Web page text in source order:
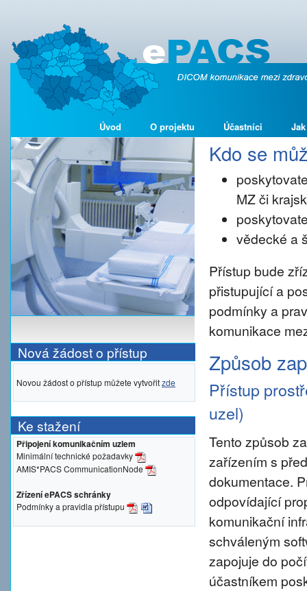
Úvod O projektu Účastníci
Nová žádost o přístup
Novou žádost o přístup můžete vytvořitzde
Ke stažení
Připojení komunikačním uzlem
Minimální technické požadavky
AMIS*PACS CommunicationNode
Zřízení ePACS schránky
Podmínky a pravidla přístupu
Kdo se
MZ či
vědecké a
Přístup bude
přistupující a
podmínky a
komunikace
Způsob
Přístup
uzel)
Tento způsob
zařízením s
dokumentace.
odpovídající
komunikační
schváleným
zapojuje do
účastníkem